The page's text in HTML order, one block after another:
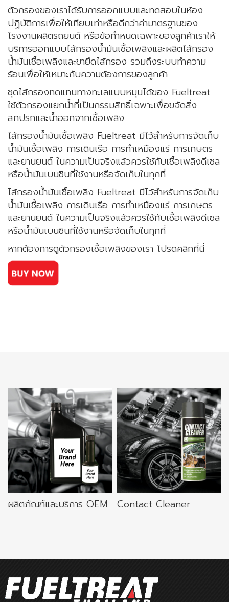
ตัวกรองของเราได้รับการออกแบบและทดสอบในห้อง
ปฏิบัติการเพื่อให้เทียบเท่าหรือดีกว่าค่ามาตรฐานของ
โรงงานผลิตรถยนต์ หรือข้อกำหนดเฉพาะของลูกค้าเราให้
บริการออกแบบไส้กรองน้ำมันเชื้อเพลิงและผลิตไส้กรอง
น้ำมันเชื้อเพลิงและขายึดไส้กรอง รวมถึงระบบทำความ
ร้อนเพื่อให้เหมาะกับความต้องการของลูกค้า
ชุดไส้กรองทดแทนทางทะเลแบบหมุนได้ของ Fueltreat
ใช้ตัวกรองแยกน้ำที่เป็นกรรมสิทธิ์เฉพาะเพื่อขจัดสิ่ง
สกปรกและน้ำออกจากเชื้อเพลิง
ไส้กรองน้ำมันเชื้อเพลิง Fueltreat มีไว้สำหรับการจัดเก็บ
น้ำมันเชื้อเพลิง การเดินเรือ การทำเหมืองแร่ การเกษตร
และยานยนต์ ในความเป็นจริงแล้วควรใช้กับเชื้อเพลิงดีเซล
หรือน้ำมันเบนซินที่ใช้งานหรือจัดเก็บในทุกที่
ไส้กรองน้ำมันเชื้อเพลิง Fueltreat มีไว้สำหรับการจัดเก็บ
น้ำมันเชื้อเพลิง การเดินเรือ การทำเหมืองแร่ การเกษตร
และยานยนต์ ในความเป็นจริงแล้วควรใช้กับเชื้อเพลิงดีเซล
หรือน้ำมันเบนซินที่ใช้งานหรือจัดเก็บในทุกที่
หากต้องการดูตัวกรองเชื้อเพลิงของเรา โปรดคลิกที่นี่
ผลิตภัณฑ์และบริการ OEM Contact Cleaner